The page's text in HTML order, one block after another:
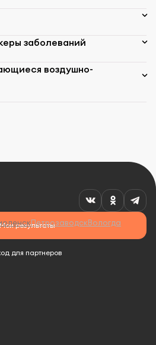
заболеваний
воздушно-
Мои результаты
для партнеров
ПетрозаводскВологда